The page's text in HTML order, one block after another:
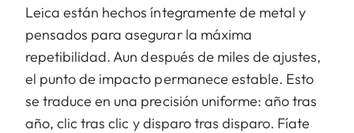
Leica están hechos íntegramente de metal y
pensados para asegurar la máxima
repetibilidad. Aun después de miles de ajustes,
el punto de impacto permanece estable. Esto
se traduce en una precisión uniforme: año tras
año, clic tras clic y disparo tras disparo. Fíate